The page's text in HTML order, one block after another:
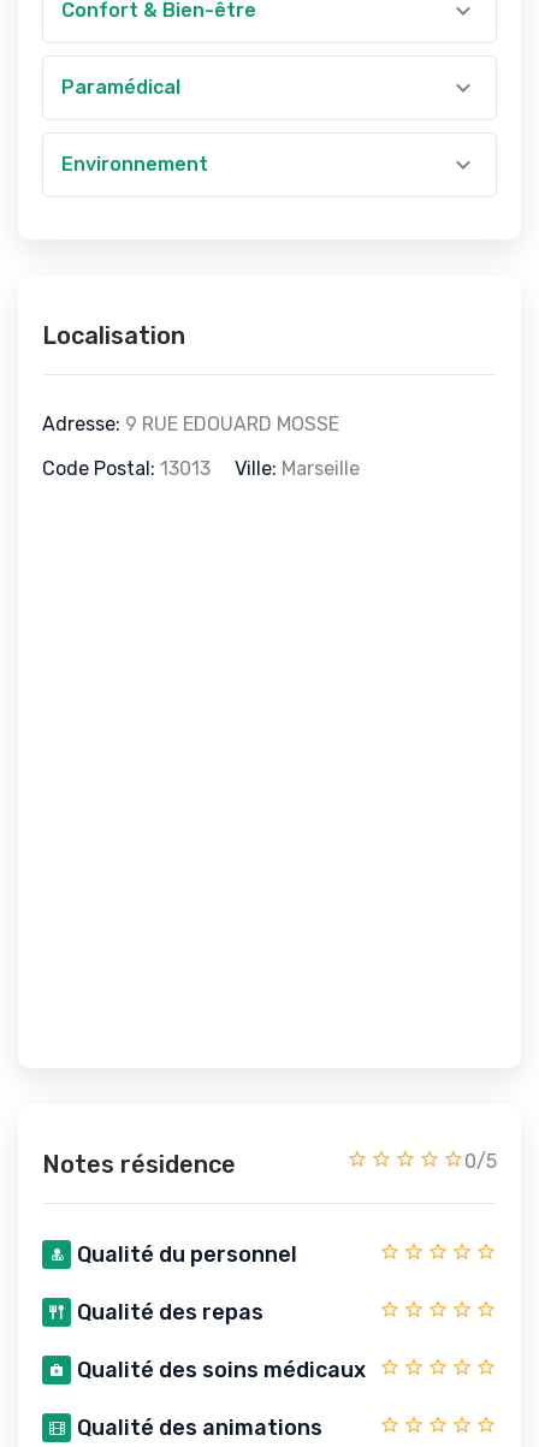
Confort & Bien-être
Paramédical
Environnement
Localisation
Adresse: 9 RUE EDOUARD MOSSE
Code Postal: 13013 Ville: Marseille
Notes résidence 0/5
Qualité du personnel
Qualité des repas
Qualité des soins médicaux
Qualité des animations